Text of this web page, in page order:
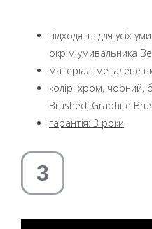
підходять: для усіх
окрім умивальника
матеріал: металеве
колір: хром, чорний,
Brushed, Graphite
гарантія: 3 роки